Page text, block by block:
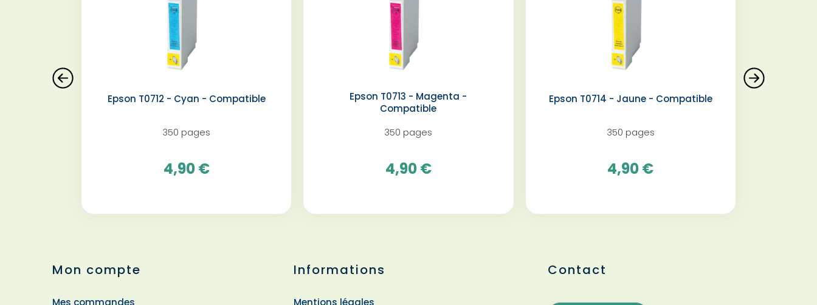
Epson T0712 - Cyan - Compatible
350 pages
4,90 €
Epson T0713 - Magenta -
Compatible
350 pages
4,90 €
Epson T0714 - Jaune - Compatible
350 pages
4,90 €
Mon compte
Mes commandes
Informations
Mentions légales
Contact